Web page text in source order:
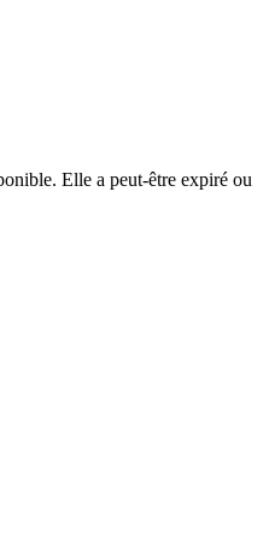
Elle a peut-être expiré ou